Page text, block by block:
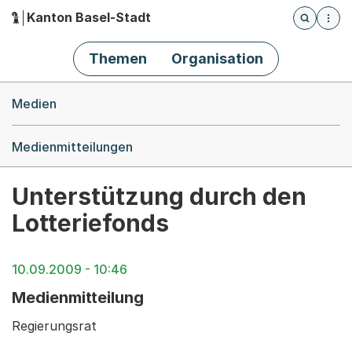
Hauptnavigation
Kanton Basel-Stadt
Öffnet
Themen Organisation
Medien
Medienmitteilungen
Unterstützung durch den
Lotteriefonds
10.09.2009 - 10:46
Medienmitteilung
Regierungsrat